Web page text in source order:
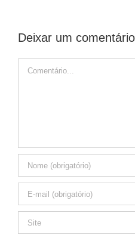
Deixar um comentário
Comentário